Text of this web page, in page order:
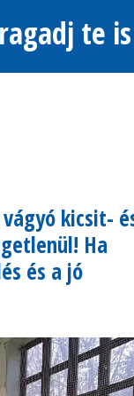
te
kicsit-
Ha
és a jó